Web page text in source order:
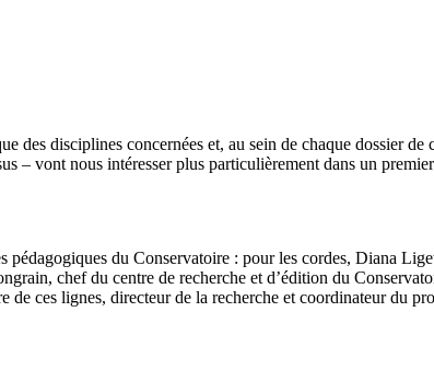
des disciplines concernées et, au sein de chaque dossier
– vont nous intéresser plus particulièrement dans un
pédagogiques du Conservatoire : pour les cordes, Diana
chef du centre de recherche et d’édition du
ces lignes, directeur de la recherche et coordinateur du